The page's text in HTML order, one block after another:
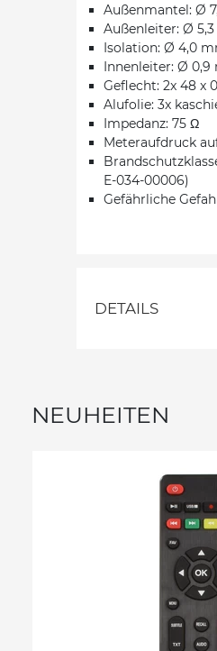
Außenmantel: Ø
Außenleiter: Ø
Isolation: Ø 4,0
Innenleiter: Ø 0,9
Geflecht: 2x 48 x
Alufolie: 3x
Impedanz: 75 Ω
Meteraufdruck
E-034-00006)
Gefährliche
DETAILS
NEUHEITEN